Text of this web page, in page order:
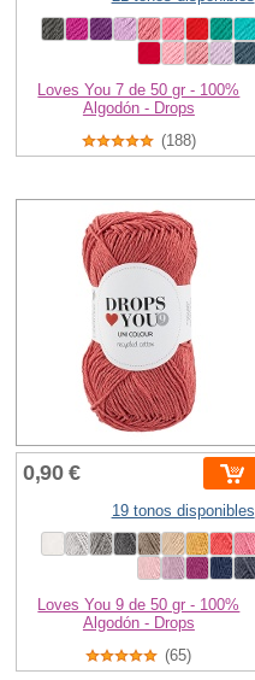
Loves You 7 de 50 gr - 100%
Algodón - Drops
(188)
0,90 €
19 tonos disponibles
Loves You 9 de 50 gr - 100%
Algodón - Drops
(65)